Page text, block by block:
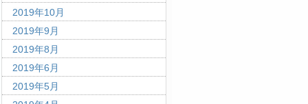
2019年10月
2019年9月
2019年8月
2019年6月
2019年5月